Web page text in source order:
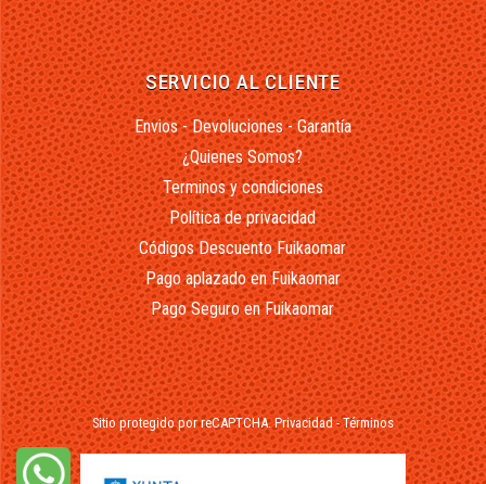
SERVICIO AL CLIENTE
Envios - Devoluciones - Garantía
¿Quienes Somos?
Terminos y condiciones
Política de privacidad
Códigos Descuento Fuikaomar
Pago aplazado en Fuikaomar
Pago Seguro en Fuikaomar
Sitio protegido por reCAPTCHA.Privacidad-Términos